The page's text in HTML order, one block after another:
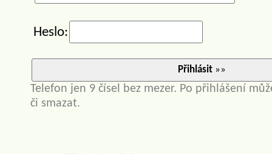
Heslo:
Přihlásit»»
Telefon jen 9 čísel bez mezer. Po přihlášení
či smazat.